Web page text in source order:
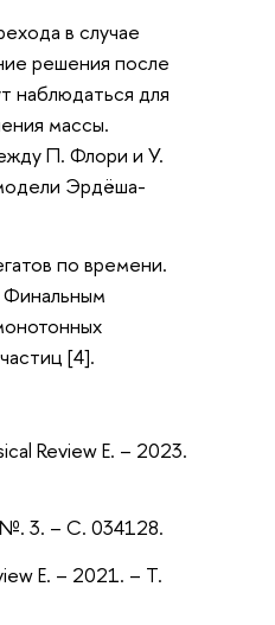
в случае
решения после
наблюдаться для
массы.
П. Флори и У.
Эрдёша-
по времени.
Финальным
[4].
Review E. – 2023.
№. 3. – С. 034128.
E. – 2021. – Т.